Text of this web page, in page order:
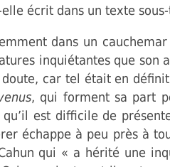
écrit dans un texte
dans un
inquiétantes que son
car tel était en
, qui forment sa part
est difficile de
échappe à peu près à
qui « a hérité une